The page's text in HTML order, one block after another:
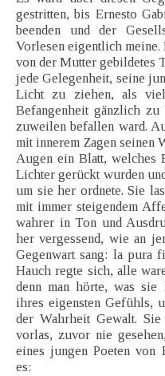
gestritten, bis Ernesto
beenden und der
Vorlesen eigentlich
von der Mutter gebildetes
jede Gelegenheit, seine
Licht zu ziehen, als
Befangenheit gänzlich
zuweilen befallen ward.
mit innerem Zagen seinen
Augen ein Blatt, welches
Lichter gerückt wurden
um sie her ordnete. Sie
mit immer steigendem
wahrer in Ton und
her vergessend, wie an
Gegenwart sang: la pura
Hauch regte sich, alle
denn man hörte, was
ihres eigensten Gefühls,
der Wahrheit Gewalt.
vorlas, zuvor nie
eines jungen Poeten von
es: